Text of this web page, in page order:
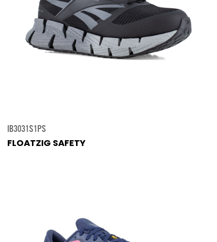
IB3031S1PS
FLOATZIG SAFETY